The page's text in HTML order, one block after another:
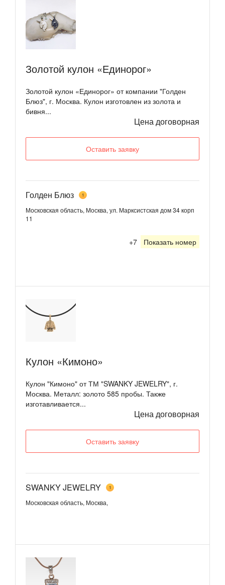
Золотой кулон «Единорог»
Золотой кулон «Единорог» от компании "Голден
Блюз", г. Москва. Кулон изготовлен из золота и
бивня...
Цена договорная
Оставить заявку
Голден Блюз 1
Московская область, Москва, ул. Марксистская дом 34 корп
11
+7 Показать номер
Кулон «Кимоно»
Кулон "Кимоно" от ТМ "SWANKY JEWELRY", г.
Москва. Металл: золото 585 пробы. Также
изготавливается...
Цена договорная
Оставить заявку
SWANKY JEWELRY 1
Московская область, Москва,